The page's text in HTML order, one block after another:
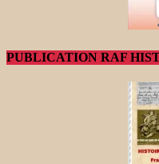
PUBLICATION RAF